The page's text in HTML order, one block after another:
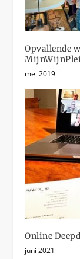
Opvallende
mei 2019
Online
juni 2021